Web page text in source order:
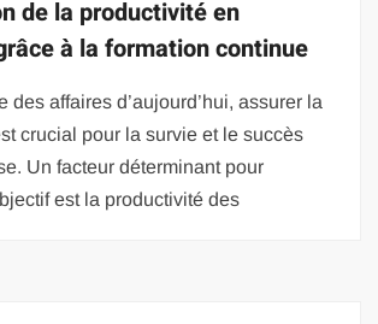
de la productivité en
à la formation continue
des affaires d’aujourd’hui, assurer la
crucial pour la survie et le succès
Un facteur déterminant pour
est la productivité des